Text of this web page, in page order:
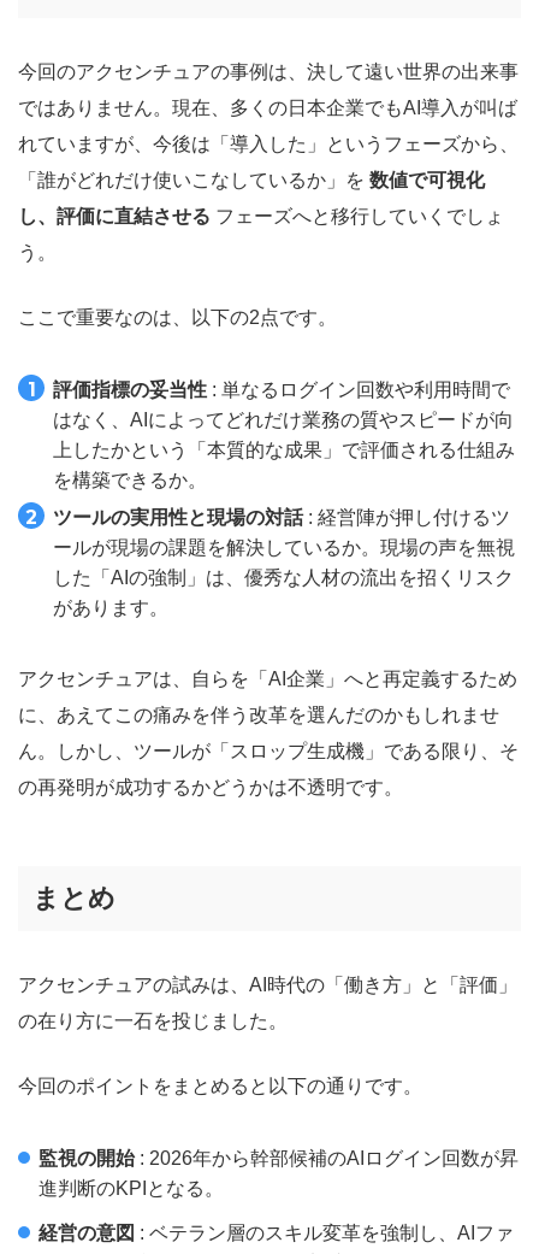
今回のアクセンチュアの事例は、決して遠い世界の出来事
ではありません。現在、多くの日本企業でもAI導入が叫ば
れていますが、今後は「導入した」というフェーズから、
「誰がどれだけ使いこなしているか」を 数値で可視化
し、評価に直結させる フェーズへと移行していくでしょ
う。
ここで重要なのは、以下の2点です。
評価指標の妥当性 : 単なるログイン回数や利用時間で
はなく、AIによってどれだけ業務の質やスピードが向
上したかという「本質的な成果」で評価される仕組み
を構築できるか。
ツールの実用性と現場の対話: 経営陣が押し付けるツ
ールが現場の課題を解決しているか。現場の声を無視
した「AIの強制」は、優秀な人材の流出を招くリスク
があります。
アクセンチュアは、自らを「AI企業」へと再定義するため
に、あえてこの痛みを伴う改革を選んだのかもしれませ
ん。しかし、ツールが「スロップ生成機」である限り、そ
の再発明が成功するかどうかは不透明です。
まとめ
アクセンチュアの試みは、AI時代の「働き方」と「評価」
の在り方に一石を投じました。
今回のポイントをまとめると以下の通りです。
監視の開始: 2026年から幹部候補のAIログイン回数が昇
進判断のKPIとなる。
経営の意図 : ベテラン層のスキル変革を強制し、AIファ